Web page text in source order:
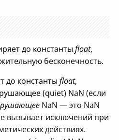
до константы float,
бесконечность.
до константы float,
(quiet) NaN (если
NaN — это NaN
вызывает исключений при
действиях.